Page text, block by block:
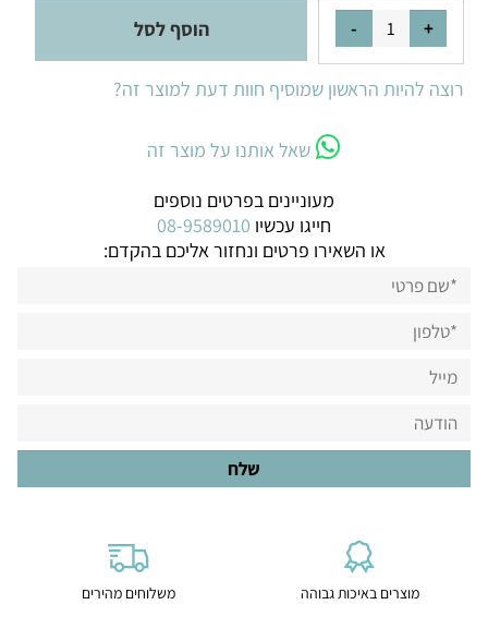
הוסף לסל
רוצה להיות הראשון שמוסיף חוות דעת למוצר זה?
שאל אותנו על מוצר זה
מעוניינים בפרטים נוספים
חייגו עכשיו 08-9589010
או השאירו פרטים ונחזור אליכם בהקדם:
מוצרים באיכות גבוהה משלוחים מהירים